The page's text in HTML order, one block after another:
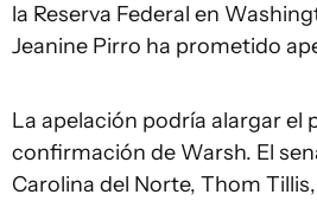
la Reserva Federal en
Jeanine Pirro ha prometido
La apelación podría alargar el
confirmación de Warsh. El
Carolina del Norte, Thom